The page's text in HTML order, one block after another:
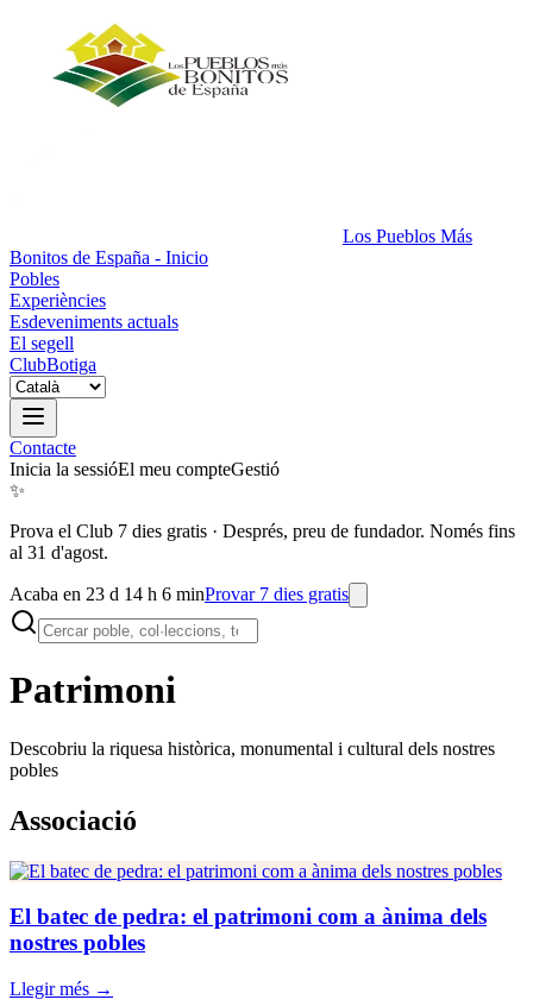
Los Pueblos Más
Bonitos de España - Inicio
Pobles
Experiències
Esdeveniments actuals
El segell
ClubBotiga
Contacte
Inicia la sessióEl meu compteGestió
✨
Prova el Club 7 dies gratis · Després, preu de fundador. Només fins
al 31 d'agost.
Acaba en 23 d 14 h 6 minProvar 7 dies gratis
Patrimoni
Descobriu la riquesa històrica, monumental i cultural dels nostres
pobles
Associació
El batec de pedra: el patrimoni com a ànima dels
nostres pobles
Llegir més →